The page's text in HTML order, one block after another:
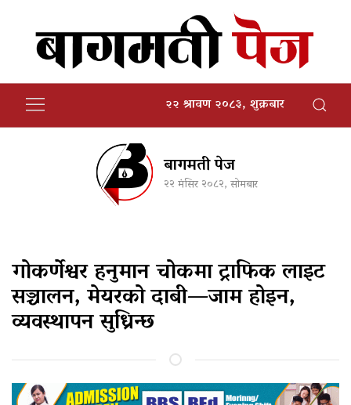
२२ श्रावण २०८३, शुक्रबार
बागमती पेज
२२ मंसिर २०८२, सोमबार
गोकर्णेश्वर हनुमान चोकमा ट्राफिक लाइट
सञ्चालन, मेयरको दाबी—जाम होइन,
व्यवस्थापन सुध्रिन्छ